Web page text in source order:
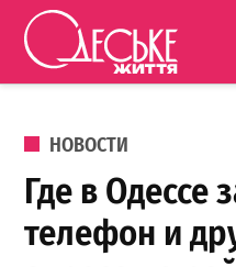
Перейти к содержанию
ОПУБЛИКОВАНО В
НОВОСТИ
Где в Одессе
телефон и